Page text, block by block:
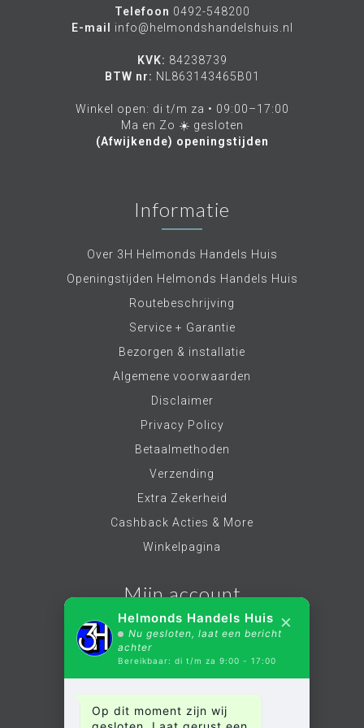
Naast car audio biedt Madison ook een scala aan
multimedia-apparatuur om je reizen
aangenamer te maken. Van multimedia-
navigatiesystemen tot entertainment-hubs,
Madison integreert geavanceerde technologieën
favoriete media te beleven terwijl je onderweg
Madison hecht veel belang aan kwaliteit,
kwaliteitscontroles om ervoor te zorgen dat je
elektronica. Verken ons uitgebreide assortiment
bij geselecteerde retailers, waaronder Helmonds
Handels Huis - jouw bestemming voor
kwalitatieve automotive-audio en elektronische
apparatuur. Met Madison geniet je van
ongeëvenaarde geluidskwaliteit en technologie
die je autorit transformeert in een audio-
Telefoon 0492-548200
E-mail
info@helmondshandelshuis.nl
KVK: 84238739
BTW nr: NL863143465B01
Winkel open: di t/m za • 09:00–17:00
Ma en Zo ☀️ gesloten
(Afwijkende) openingstijden
Informatie
Over 3H Helmonds Handels Huis
Openingstijden Helmonds Handels Huis
Routebeschrijving
Service + Garantie
Bezorgen & installatie
Algemene voorwaarden
Disclaimer
Privacy Policy
Betaalmethoden
Verzending
Extra Zekerheid
Cashback Acties & More
Winkelpagina
Mijn account
Account informatie
Mijn bestellingen
Alle producten
Helmonds Handels Huis
Nu gesloten, laat een bericht
achter
Bereikbaar: di t/m za 9:00 - 17:00
×
Op dit moment zijn wij